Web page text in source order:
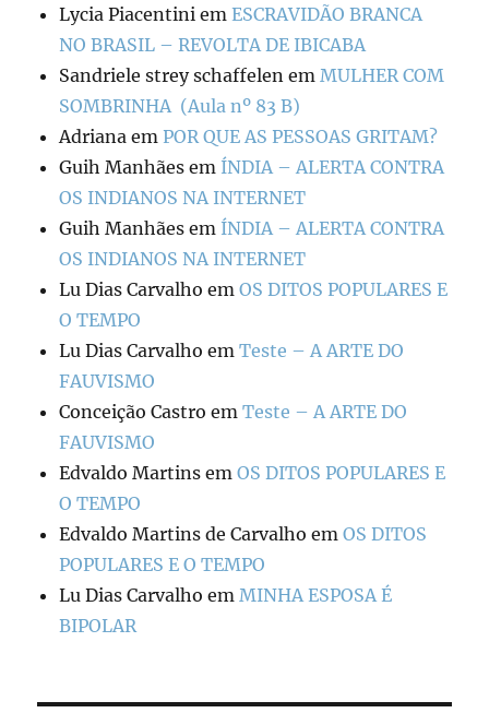
Lycia Piacentini emESCRAVIDÃO BRANCA
NO BRASIL – REVOLTA DE IBICABA
Sandriele strey schaffelen emMULHER COM
SOMBRINHA (Aula nº 83 B)
Adriana emPOR QUE AS PESSOAS GRITAM?
Guih Manhães em ÍNDIA – ALERTA CONTRA
OS INDIANOS NA INTERNET
Guih Manhães em ÍNDIA – ALERTA CONTRA
OS INDIANOS NA INTERNET
Lu Dias Carvalho emOS DITOS POPULARES E
O TEMPO
Lu Dias Carvalho emTeste – A ARTE DO
FAUVISMO
Conceição Castro emTeste – A ARTE DO
FAUVISMO
Edvaldo Martins emOS DITOS POPULARES E
O TEMPO
Edvaldo Martins de Carvalho emOS DITOS
POPULARES E O TEMPO
Lu Dias Carvalho emMINHA ESPOSA É
BIPOLAR